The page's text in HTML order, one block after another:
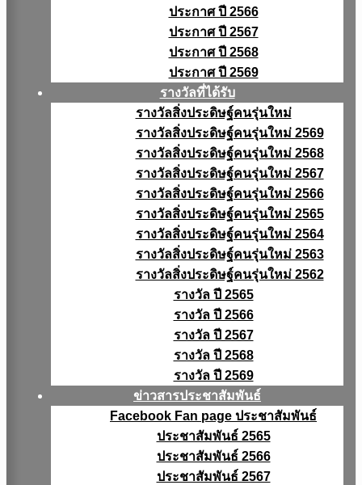
ประกาศ ปี 2566
ประกาศ ปี 2567
ประกาศ ปี 2568
ประกาศ ปี 2569
รางวัลที่ได้รับ
รางวัลสิ่งประดิษฐ์คนรุ่นใหม่
รางวัลสิ่งประดิษฐ์คนรุ่นใหม่ 2569
รางวัลสิ่งประดิษฐ์คนรุ่นใหม่ 2568
รางวัลสิ่งประดิษฐ์คนรุ่นใหม่ 2567
รางวัลสิ่งประดิษฐ์คนรุ่นใหม่ 2566
รางวัลสิ่งประดิษฐ์คนรุ่นใหม่ 2565
รางวัลสิ่งประดิษฐ์คนรุ่นใหม่ 2564
รางวัลสิ่งประดิษฐ์คนรุ่นใหม่ 2563
รางวัลสิ่งประดิษฐ์คนรุ่นใหม่ 2562
รางวัล ปี 2565
รางวัล ปี 2566
รางวัล ปี 2567
รางวัล ปี 2568
รางวัล ปี 2569
ข่าวสารประชาสัมพันธ์
Facebook Fan page ประชาสัมพันธ์
ประชาสัมพันธ์ 2565
ประชาสัมพันธ์ 2566
ประชาสัมพันธ์ 2567